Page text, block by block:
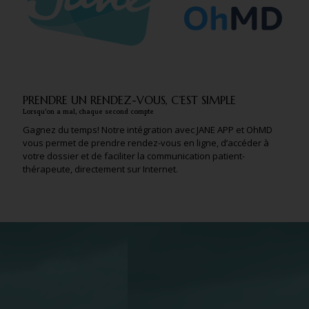
PRENDRE UN RENDEZ-VOUS, C’EST SIMPLE
Lorsqu’on a mal, chaque second compte
Gagnez du temps! Notre intégration avec JANE APP et OhMD
vous permet de prendre rendez-vous en ligne, d’accéder à
votre dossier et de faciliter la communication patient-
thérapeute, directement sur Internet.